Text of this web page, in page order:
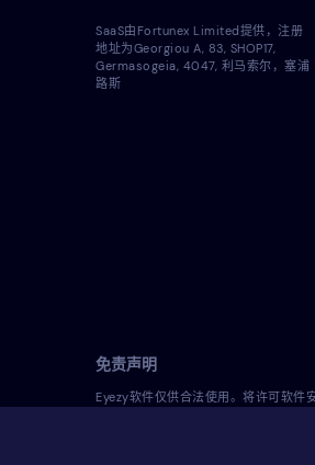
SaaS由Fortunex Limited提供，注册
地址为Georgiou A, 83, SHOP17,
Germasogeia, 4047, 利马索尔，塞浦
路斯
免责声明
Eyezy软件仅供合法使用。将许可软件